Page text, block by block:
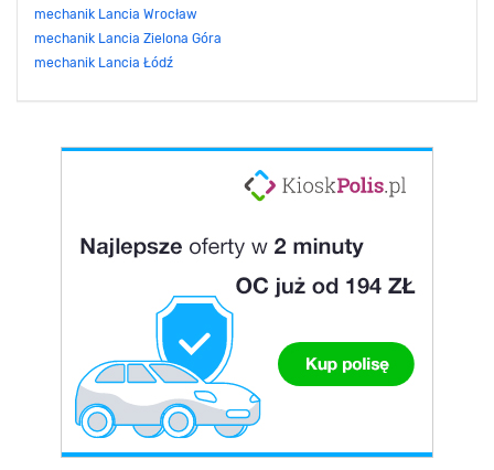
mechanik Lancia Wrocław
mechanik Lancia Zielona Góra
mechanik Lancia Łódź